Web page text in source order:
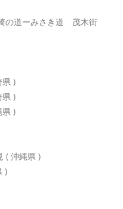
の道ーみさき道 茂木街
)
)
)
沖縄県 )
)